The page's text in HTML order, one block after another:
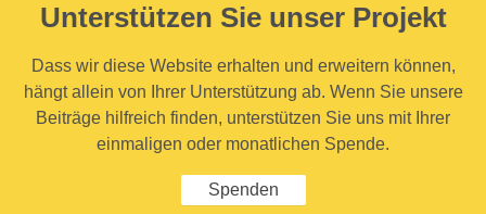
Unterstützen Sie unser Projekt
Dass wir diese Website erhalten und erweitern können,
hängt allein von Ihrer Unterstützung ab. Wenn Sie unsere
Beiträge hilfreich finden, unterstützen Sie uns mit Ihrer
einmaligen oder monatlichen Spende.
Spenden